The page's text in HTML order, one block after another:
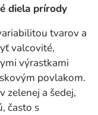
diela prírody
tvarov a
valcovité,
výrastkami
povlakom.
zelenej a šedej,
často s